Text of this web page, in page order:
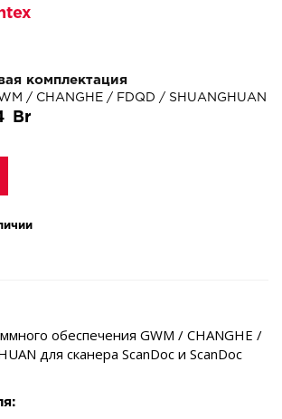
комплектация
/ CHANGHE / FDQD / SHUANGHUAN
обеспечения GWM / CHANGHE /
для сканера ScanDoc и ScanDoc